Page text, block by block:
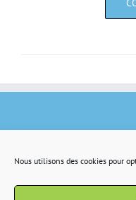
Nous utilisons des cookies pour